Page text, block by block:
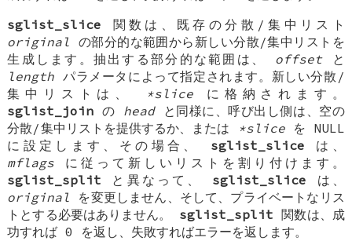
sglist_slice 関数は、既存の分散/集中リスト
original の部分的な範囲から新しい分散/集中リストを
生成します。抽出する部分的な範囲は、 offsetと
length パラメータによって指定されます。新しい分散/
集中リストは、
*slice に格納されます。
sglist_join の headと同様に、呼び出し側は、空の
分散/集中リストを提供するか、または
*sliceを NULL
に設定します、その場合、 sglist_slice は、
mflags に従って新しいリストを割り付けます。
sglist_split と異なって、 sglist_slice は、
original を変更しません、そして、プライベートなリス
トとする必要はありません。 sglist_split 関数は、成
功すれば 0 を返し、失敗すればエラーを返します。